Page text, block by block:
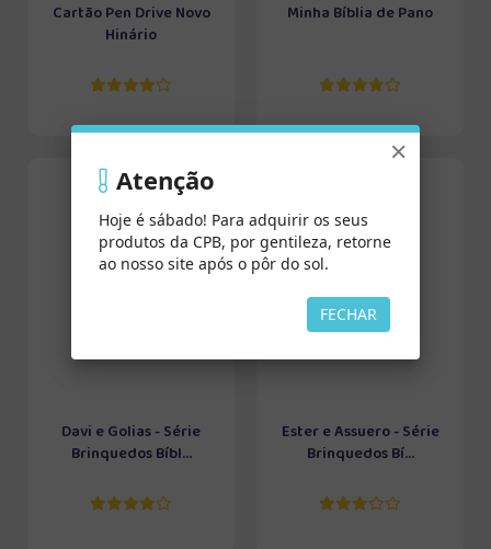
Cartão Pen Drive Novo
Hinário
Minha Bíblia de Pano
Davi e Golias - Série
Brinquedos Bíbl...
Ester e Assuero - Série
Brinquedos Bí...
×
Atenção
Hoje é sábado! Para adquirir os seus
produtos da CPB, por gentileza, retorne
ao nosso site após o pôr do sol.
FECHAR